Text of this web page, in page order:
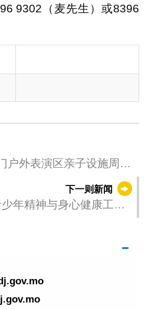
9302（麦先生）或8396
户外表演区亲子设施周六
下一则新闻
年精神与身心健康工作